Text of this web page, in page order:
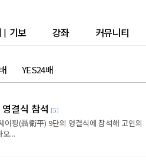
| 기보 강좌 커뮤니티
YES24배
결식 참석 [5]
이핑(聶衛平) 9단의 영결식에 참석해 고인의
...